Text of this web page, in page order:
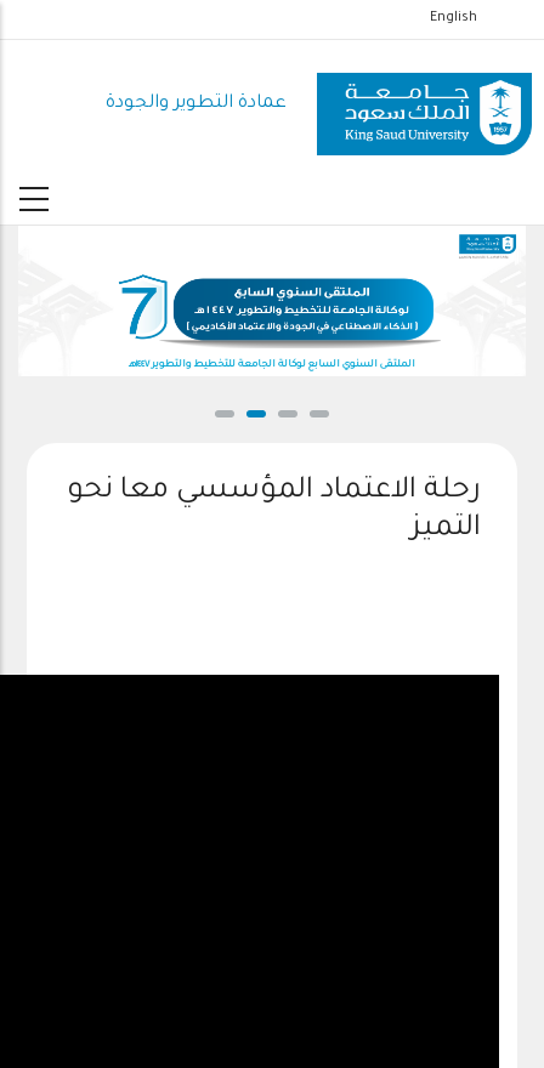
إلى
المحتوى
الرئيسي
English
عمادة التطوير والجودة
الملتقى السنوي السابع لوكالة الجامعة للتخطيط والتطوير ١٤٤٧هـ
رحلة الاعتماد المؤسسي معا نحو
التميز